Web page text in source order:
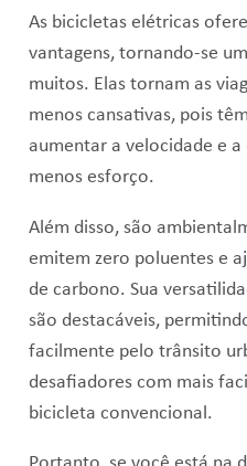
As bicicletas elétricas
vantagens, tornando-se
muitos. Elas tornam as
menos cansativas, pois
aumentar a velocidade e
menos esforço.
Além disso, são
emitem zero poluentes e
de carbono. Sua
são destacáveis,
facilmente pelo trânsito
desafiadores com mais
bicicleta convencional.